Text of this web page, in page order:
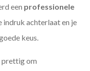
een professionele
achterlaat en je
keus.
prettig om